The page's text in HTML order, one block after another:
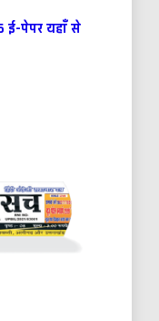
ई-पेपर यहाँ से